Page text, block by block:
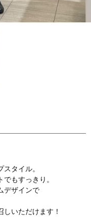
タイル。
もすっきり。
デザインで
いただけます！